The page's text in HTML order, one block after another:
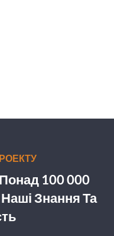
Понад 100 000
Знання Та